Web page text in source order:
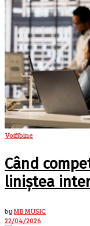
Voifibine
Când
liniștea
byMB MUSIC
22/04/2026